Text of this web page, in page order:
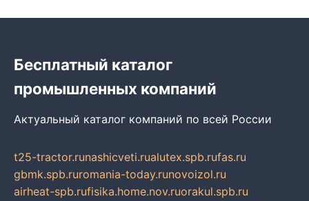
Бесплатный каталог
промышленных компаний
Актуальный каталог компаний по всей России
t25-tractor.runashicveti.rualutex.spb.rufas.ru
gbmk.spb.ruromania-today.runovoizol.ru
airheat-spb.rufisika.home.nov.ruorakul.spb.ru